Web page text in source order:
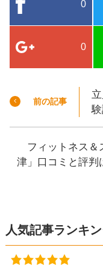
0
0
前の記事
フィットネス＆
津」口コミと評判
人気記事ランキ